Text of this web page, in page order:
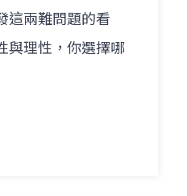
這兩難問題的看
與理性，你選擇哪